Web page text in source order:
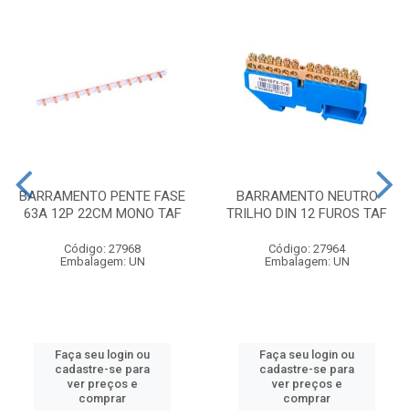
BARRAMENTO PENTE FASE
63A 12P 22CM MONO TAF
Código: 27968
Embalagem: UN
Faça seu login ou
cadastre-se para
ver preços e
comprar
BARRAMENTO NEUTRO
TRILHO DIN 12 FUROS TAF
Código: 27964
Embalagem: UN
Faça seu login ou
cadastre-se para
ver preços e
comprar